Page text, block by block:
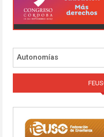
Autonomías